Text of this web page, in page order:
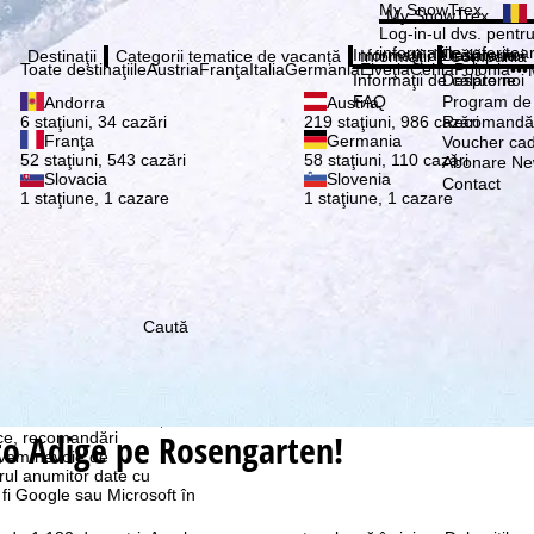
recomandări
nevoie de
anumitor date cu
Google sau Microsoft în
Abonează
My SnowTrex
My SnowTrex
Log-in-ul dvs.
informaţiile
Vă
Destinaţii
Toate destinaţiileAustriaFranţaItaliaGermaniaElveţiaCehiaPolonia•••
Andorra
6 staţiuni, 34 cazări
Austria
219 staţiuni, 986 cazări
Franţa
52 staţiuni, 543 cazări
Germania
58 staţiuni, 110 cazări
Slovacia
1 staţiune, 1 cazare
Slovenia
1 staţiune, 1 cazare
Categorii tematice de vacanță Informaţii
Informaţii de călătorie
Informaţii de călătorie
FAQ
Compania
Despre noi
Despre noi
Program
Voucher
Abonare
Contact
Caută
Adige pe Rosengarten!